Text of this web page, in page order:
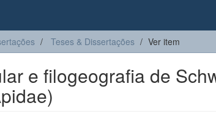
Teses & Dissertações Ver item
e filogeografia de